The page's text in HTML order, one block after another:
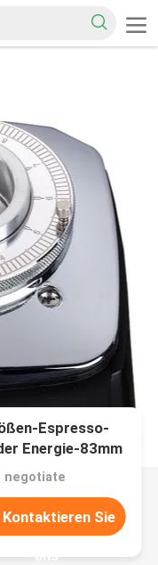
Espresso-
Energie-83mm
negotiate
Kontaktieren Sie
uns